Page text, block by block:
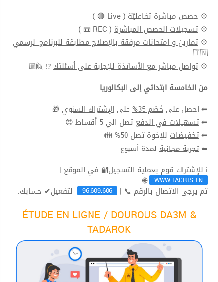
💠 حصص مباشرة تفاعليّة ( Live 🔴 )
💠 تسجيلات الحصص المباشرة ( REC 📼 )
💠 تمارين و امتحانات مرفقة بالإصلاح مطابقة للبرنامج الرسمي
🇹🇳
💠 تواصل مباشر مع الأساتذة للإجابة على أسئلتك⁉ 🙋🏼
من الخامسة ابتدائي إلى البكالوريا
⬅ احصل على خَصْم 35% على الإشتراك السنوي 🎁
⬅تسهيلات في الدفع تصل الي 5 أقساط 😍
⬅تخفيضات للإخوة تصل 50% 👪
⬅تجربة مجانية لمدة أسبوع
ℹ للإشتراك قوم بعملية التسجيل🔐 في الموقع |
WWW.TADRIS.TN
🌐
ثم يرجى الاتصال بالرقم 📞 | 96.609.606 لتفعيل✔ حسابك.
ÉTUDE EN LIGNE / DOUROUS DA3M &
TADAROK